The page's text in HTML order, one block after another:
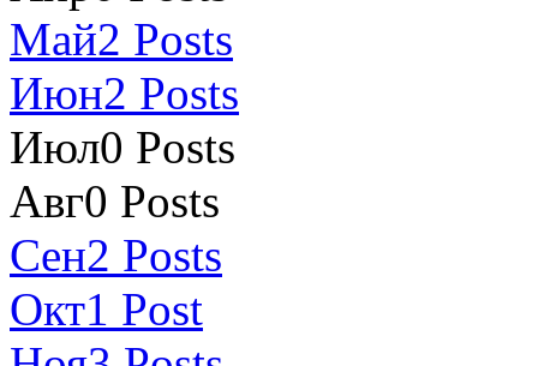
Май2 Posts
Июн2 Posts
Июл0 Posts
Авг0 Posts
Сен2 Posts
Окт1 Post